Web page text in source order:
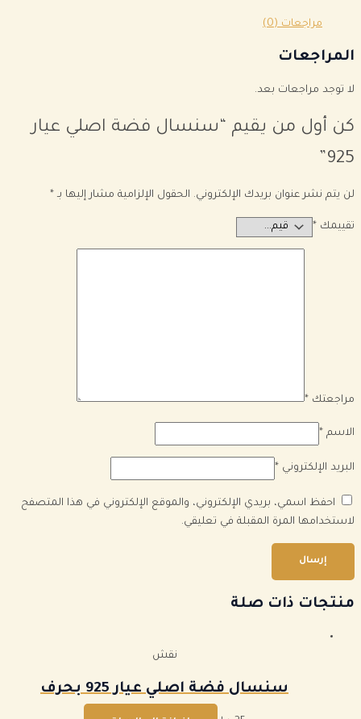
مراجعات (0)
المراجعات
لا توجد مراجعات بعد.
كن أول من يقيم “سنسال فضة اصلي عيار
925”
لن يتم نشر عنوان بريدك الإلكتروني. الحقول الإلزامية مشار إليها بـ *
تقييمك *
مراجعتك *
الاسم *
البريد الإلكتروني *
احفظ اسمي، بريدي الإلكتروني، والموقع الإلكتروني في هذا المتصفح
لاستخدامها المرة المقبلة في تعليقي.
منتجات ذات صلة
نقش
سنسال فضة اصلي عيار 925 بحرف